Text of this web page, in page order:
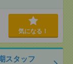
気になる！
スタッフ